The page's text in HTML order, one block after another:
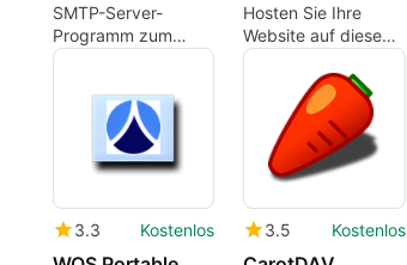
SMTP-Server-
Programm zum
direkten Senden
Hosten Sie Ihre
Website auf diesem
kostenlosen
Windows-Server
3.3 Kostenlos 3.5 Kostenlos